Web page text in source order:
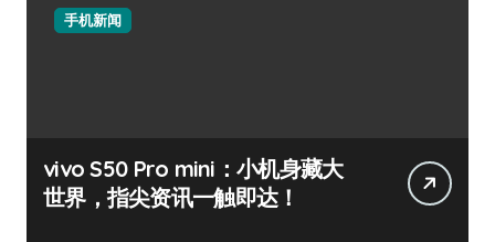
手机新闻
vivo S50 Pro mini：小机身藏大
世界，指尖资讯一触即达！